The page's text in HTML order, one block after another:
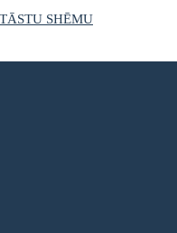
SHĒMU